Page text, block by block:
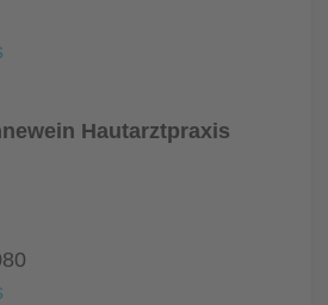
Hautarztpraxis